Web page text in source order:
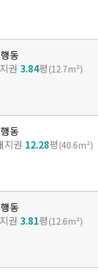
동
권 3.84평(12.7m²)
동
지권 12.28평(40.6m²)
동
권 3.81평(12.6m²)